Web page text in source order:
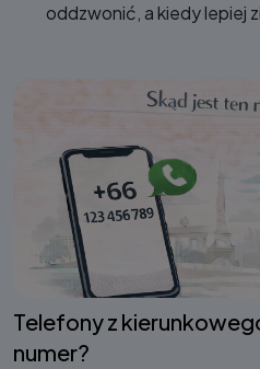
oddzwonić, a kiedy lepiej
Telefony z
numer?